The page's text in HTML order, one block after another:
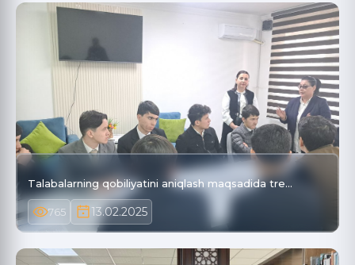
Talabalarning qobiliyatini aniqlash maqsadida tre…
765 13.02.2025